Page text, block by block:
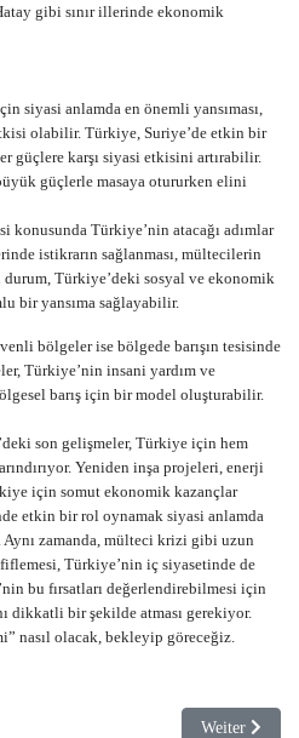
gibi sınır illerinde ekonomik
siyasi anlamda en önemli yansıması,
olabilir. Türkiye, Suriye’de etkin bir
güçlere karşı siyasi etkisini artırabilir.
güçlerle masaya otururken elini
Türkiye’nin atacağı adımlar
istikrarın sağlanması, mültecilerin
Türkiye’deki sosyal ve ekonomik
bir yansıma sağlayabilir.
bölgeler ise bölgede barışın tesisinde
Türkiye’nin insani yardım ve
barış için bir model oluşturabilir.
son gelişmeler, Türkiye için hem
Yeniden inşa projeleri, enerji
için somut ekonomik kazançlar
etkin bir rol oynamak siyasi anlamda
zamanda, mülteci krizi gibi uzun
Türkiye’nin iç siyasetinde de
bu fırsatları değerlendirebilmesi için
dikkatli bir şekilde atması gerekiyor.
nasıl olacak, bekleyip göreceğiz.
“Ukrayna Savaşı Sonrası”na
Nächster
Weiter